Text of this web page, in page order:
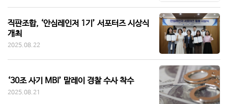
직판조합, ‘안심레인저 1기’ 서포터즈 시상식
개최
2025.08.22
‘30조 사기 MBI’ 말레이 경찰 수사 착수
2025.08.21